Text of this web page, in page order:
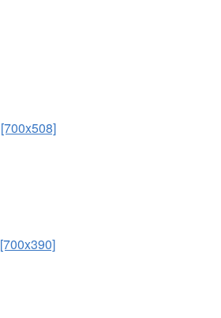
[700x508]
[700x390]